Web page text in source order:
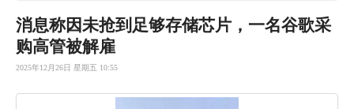
消息称因未抢到足够存储芯片，一名谷歌采
购高管被解雇
2025年12月26日 星期五 10:55